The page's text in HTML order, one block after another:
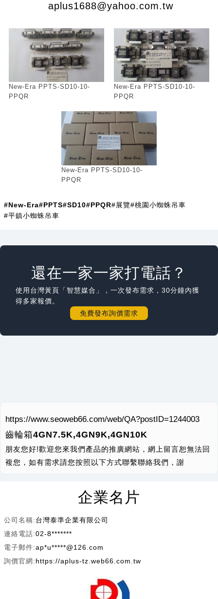
aplus1688@yahoo.com.tw
New-Era PPTS-SD10-10-
PPQR
New-Era PPTS-SD10-10-
PPQR
New-Era PPTS-SD10-10-
PPQR
#New-Era#PPTS#SD10#PPQR#展覽#桃園小蜘蛛吊車
#平鎮小蜘蛛吊車
還在一家一家打電話？
使用台灣黃頁「智慧媒合」，一次發布需求，30分鐘內獲
得多家報價。
免費發布詢價需求
https://www.seoweb66.com/web/QA?postID=1244003
齒輪箱4GN7.5K,4GN9K,4GN10K
朋友您好!歡迎您來我們產品的推廣網站，網上留言恕無法回
複您，如有需求請您按照以下方式聯繫聯絡我們，謝
企業名片
公司名稱:台灣泰準企業有限公司
連絡電話:02-8*******
電子郵件:ap*u*****@126.com
詢價官網:https://aplus-tz.web66.com.tw